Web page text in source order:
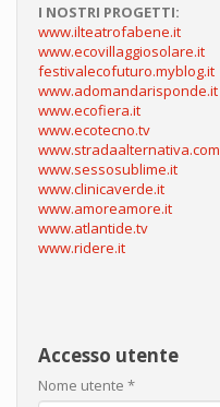
I NOSTRI PROGETTI:
www.ilteatrofabene.it
www.ecovillaggiosolare.it
festivalecofuturo.myblog.it
www.adomandarisponde.it
www.ecofiera.it
www.ecotecno.tv
www.stradaalternativa.com
www.sessosublime.it
www.clinicaverde.it
www.amoreamore.it
www.atlantide.tv
www.ridere.it
Accesso utente
Nome utente *